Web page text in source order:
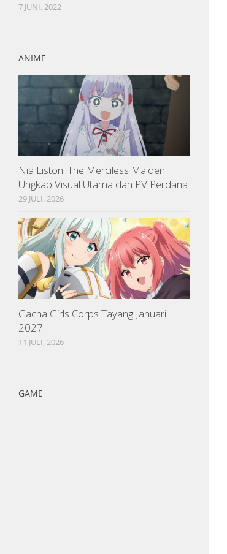
7 JUNI, 2022
ANIME
Nia Liston: The Merciless Maiden
Ungkap Visual Utama dan PV Perdana
29 JULI, 2026
Gacha Girls Corps Tayang Januari
2027
11 JULI, 2026
GAME